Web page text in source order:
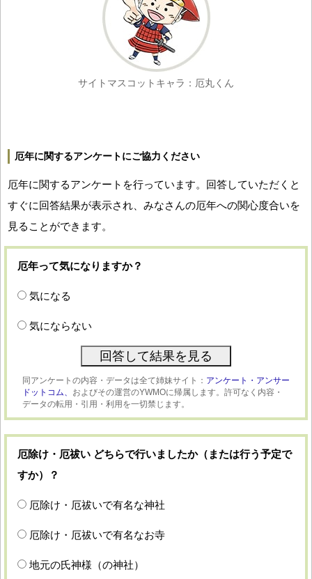
サイトマスコットキャラ：厄丸くん
厄年に関するアンケートにご協力ください
厄年に関するアンケートを行っています。回答していただくと
すぐに回答結果が表示され、みなさんの厄年への関心度合いを
見ることができます。
厄年って気になりますか？
気になる
気にならない
同アンケートの内容・データは全て姉妹サイト： アンケート・アンサー
ドットコム、 およびその運営のYWMOに帰属します。許可なく内容・
データの転用・引用・利用を一切禁じます。
厄除け・厄祓い どちらで行いましたか（または行う予定で
すか）？
厄除け・厄祓いで有名な神社
厄除け・厄祓いで有名なお寺
地元の氏神様（の神社）